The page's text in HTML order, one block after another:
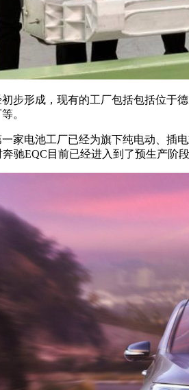
步形成，现有的工厂包括包括位于
。
家电池工厂已经为旗下纯电动、插
驰EQC目前已经进入到了预生产阶